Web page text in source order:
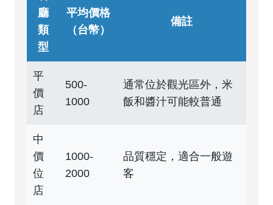
廳
類
型
平均價格
（台幣）
備註
平
價
店
500-
1000
通常位於觀光區外，米
飯和醬汁可能較普通
中
價
位
店
1000-
2000
品質穩定，適合一般遊
客